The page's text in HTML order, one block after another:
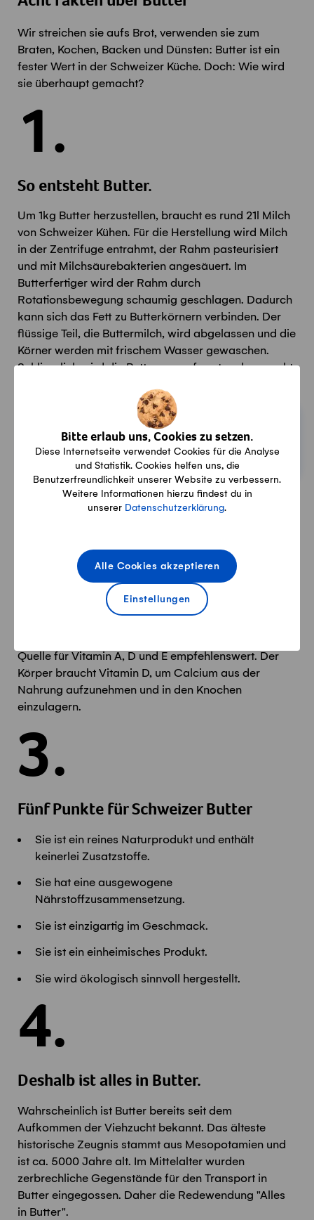
Bitte erlaub uns, Cookies zu setzen.
Diese Internetseite verwendet Cookies für die Analyse
und Statistik. Cookies helfen uns, die
Benutzerfreundlichkeit unserer Website zu verbessern.
Weitere Informationen hierzu findest du in
unserer Datenschutzerklärung.
Einstellungen
Alle Cookies akzeptieren
Wir streichen sie aufs Brot, verwenden sie zum
Braten, Kochen, Backen und Dünsten: Butter ist ein
fester Wert in der Schweizer Küche. Doch: Wie wird
sie überhaupt gemacht?
1.
So entsteht Butter.
Um 1kg Butter herzustellen, braucht es rund 21l Milch
von Schweizer Kühen. Für die Herstellung wird Milch
in der Zentrifuge entrahmt, der Rahm pasteurisiert
und mit Milchsäurebakterien angesäuert. Im
Butterfertiger wird der Rahm durch
Rotationsbewegung schaumig geschlagen. Dadurch
kann sich das Fett zu Butterkörnern verbinden. Der
flüssige Teil, die Buttermilch, wird abgelassen und die
Körner werden mit frischem Wasser gewaschen.
Schliesslich wird die Butter ausgeformt und verpackt.
Ganz einfach: Butter selber
machen
3h Vegi
Vegetarisch
Natürlich empfehlenswert
Butter ist ein natürliches und ausgewogenes
Quelle für Vitamin A, D und E empfehlenswert. Der
Körper braucht Vitamin D, um Calcium aus der
Nahrung aufzunehmen und in den Knochen
einzulagern.
3.
Fünf Punkte für Schweizer Butter
Sie ist ein reines Naturprodukt und enthält
keinerlei Zusatzstoffe.
Sie hat eine ausgewogene
Nährstoffzusammensetzung.
Sie ist einzigartig im Geschmack.
Sie ist ein einheimisches Produkt.
Sie wird ökologisch sinnvoll hergestellt.
4.
Deshalb ist alles in Butter.
Wahrscheinlich ist Butter bereits seit dem
Aufkommen der Viehzucht bekannt. Das älteste
historische Zeugnis stammt aus Mesopotamien und
ist ca. 5000 Jahre alt. Im Mittelalter wurden
zerbrechliche Gegenstände für den Transport in
Butter eingegossen. Daher die Redewendung "Alles
in Butter".